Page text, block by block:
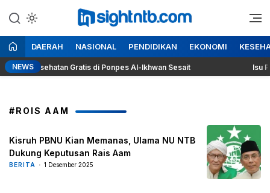
ke
konten
Insight NTB
Berita Seputar NTB
DAERAH NASIONAL PENDIDIKAN EKONOMI
NEWS
Kesehatan Gratis di Ponpes Al-Ikhwan Sesait Isu
#ROIS AAM
Kisruh PBNU Kian Memanas, Ulama NU NTB
Dukung Keputusan Rais Aam
BERITA 1 Desember 2025